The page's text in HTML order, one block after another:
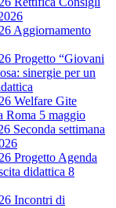
Aggiornamento
Progetto “Giovani
sinergie per un
Welfare Gite
Roma 5 maggio
Seconda settimana
Progetto Agenda
didattica 8
Incontri di